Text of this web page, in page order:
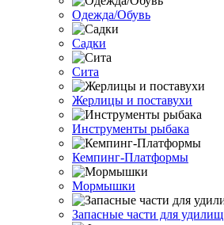
Одежда/Обувь
Садки
Сита
Жерлицы и поставухи
Инструменты рыбака
Кемпинг-Платформы
Мормышки
Запасные части для удилищ